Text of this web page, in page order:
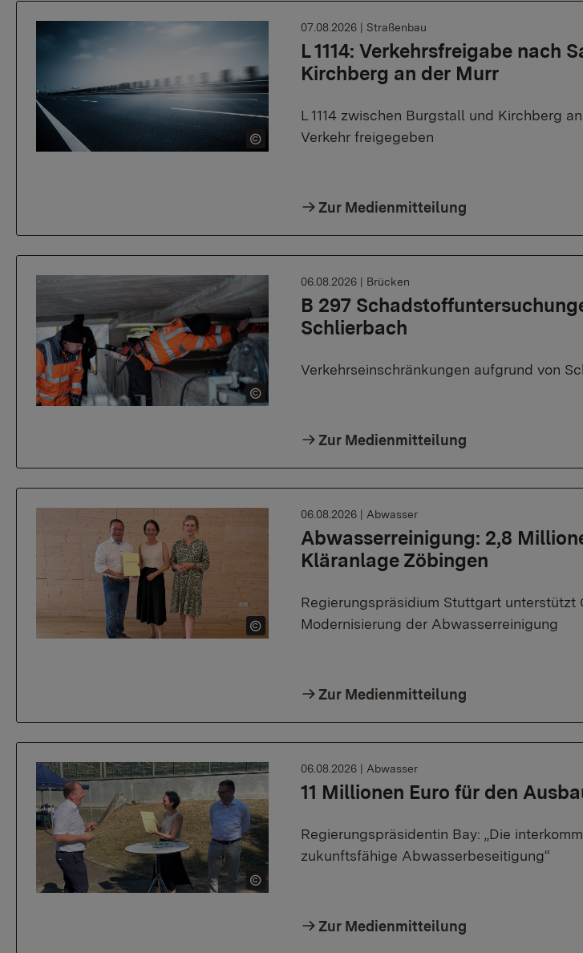
L 1114: Verkehrsfreigabe nach
Kirchberg an der Murr
07.08.2026 | Straßenbau
L 1114 zwischen Burgstall und Kirchberg
Verkehr freigegeben
Zur Medienmitteilung
B 297
Schlierbach
06.08.2026 | Brücken
Verkehrseinschränkungen aufgrund von
Zur Medienmitteilung
Abwasserreinigung: 2,8
Kläranlage Zöbingen
06.08.2026 | Abwasser
Regierungspräsidium Stuttgart unterstützt
Modernisierung der Abwasserreinigung
Zur Medienmitteilung
11 Millionen Euro für den
06.08.2026 | Abwasser
Regierungspräsidentin Bay: „Die
zukunftsfähige Abwasserbeseitigung“
Zur Medienmitteilung